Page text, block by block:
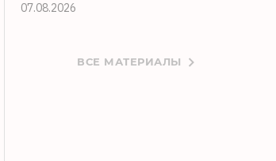
07.08.2026
ВСЕ МАТЕРИАЛЫ